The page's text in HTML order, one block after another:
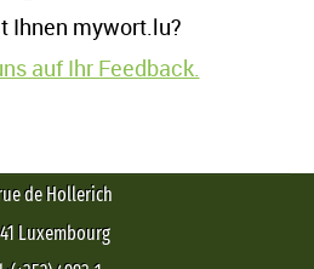
Ihnen mywort.lu?
auf Ihr Feedback.
de Hollerich
Luxembourg